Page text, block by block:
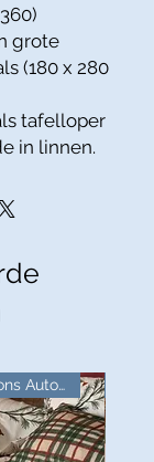
grote
(180 x 280
tafelloper
in linnen.
Nouvelles Collections Automne